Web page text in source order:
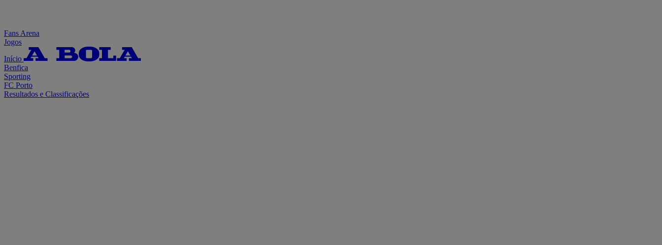
Fans Arena
Jogos
Início
Benfica
Sporting
FC Porto
Resultados e Classificações